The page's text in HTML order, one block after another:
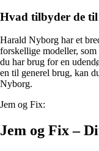
Hvad tilbyder de
Harald Nyborg har et
forskellige modeller,
du har brug for en
en til generel brug, kan
Nyborg.
Jem og Fix:
Jem og Fix –